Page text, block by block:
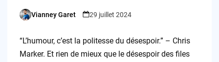
Posted
Vianney Garet 29 juillet 2024
“L’humour, c’est la politesse du désespoir.” – Chris
Marker. Et rien de mieux que le désespoir des files